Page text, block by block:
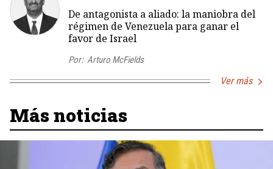
De antagonista a aliado: la maniobra del
régimen de Venezuela para ganar el
favor de Israel
Por: Arturo McFields
Ver más
Más noticias